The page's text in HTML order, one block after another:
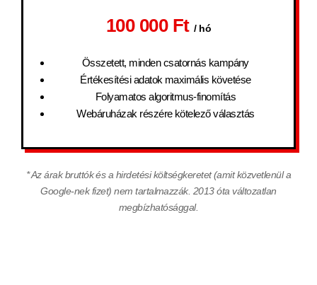
100 000 Ft/ hó
Összetett, minden csatornás kampány
Értékesítési adatok maximális követése
Folyamatos algoritmus-finomítás
Webáruházak részére kötelező választás
* Az árak bruttók és a hirdetési költségkeretet (amit közvetlenül a
Google-nek fizet) nem tartalmazzák. 2013 óta változatlan
megbízhatósággal.